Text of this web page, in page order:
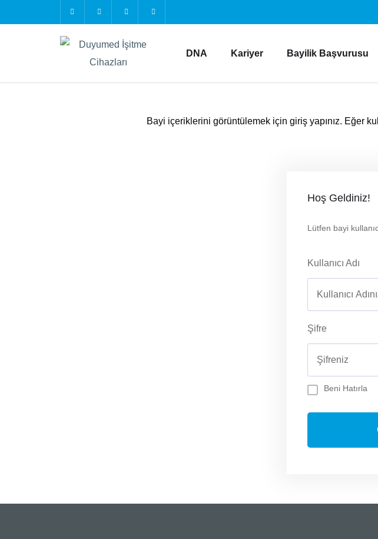
DNA Kariyer Bayilik Başvurusu
Bayi içeriklerini görüntülemek için giriş yapınız. Eğer
Hoş Geldiniz!
Lütfen bayi
Kullanıcı Adı
Şifre
Beni Hatırla